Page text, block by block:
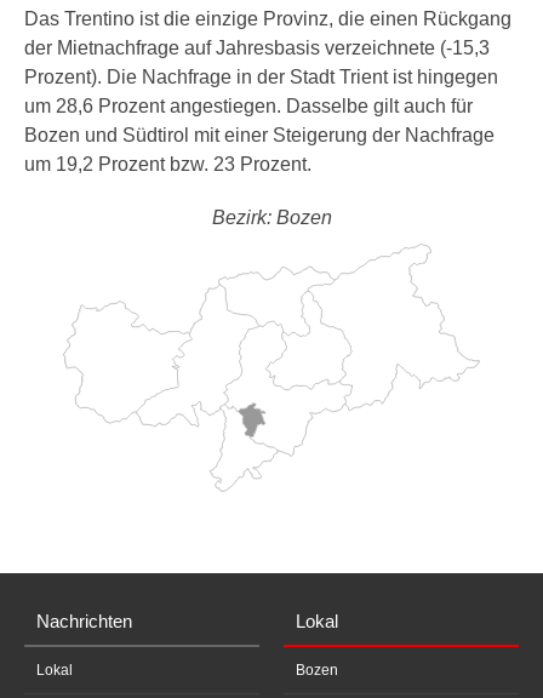
Das Trentino ist die einzige Provinz, die einen Rückgang
der Mietnachfrage auf Jahresbasis verzeichnete (-15,3
Prozent). Die Nachfrage in der Stadt Trient ist hingegen
um 28,6 Prozent angestiegen. Dasselbe gilt auch für
Bozen und Südtirol mit einer Steigerung der Nachfrage
um 19,2 Prozent bzw. 23 Prozent.
Bezirk: Bozen
Nachrichten
Lokal
Lokal
Bozen